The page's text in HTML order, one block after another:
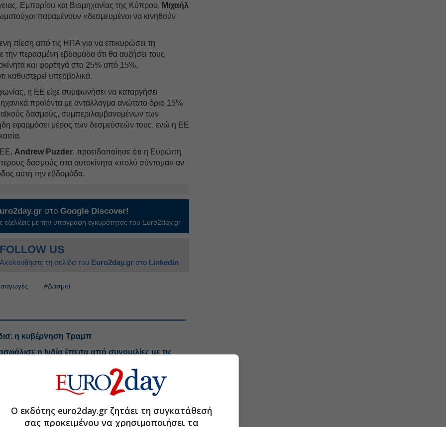
Εμπορίου και Βιομηχανίας της Κύπρου, Μιχαήλ
παραμένουν «δεσμευμένοι να κινηθούν
πίεση από τις ΗΠΑ για να επικυρώσει τη
περασμένη εβδομάδα ότι θα αυξήσει τους
και φορτηγά στο 25% από 15%,
καθυστερεί υπερβολικά.
η ΕΕ είχε συμφωνήσει να καταργήσει
προϊόντα με αντάλλαγμα ανώτατο όριο 15%
δασμούς, συμπεριλαμβανομένων των
εφαρμόσει μέρος των δεσμεύσεών τους, ενώ η ΕΕ
Andrew Puzder, προειδοποίησε ότι η Ευρώπη
δασμούς στα αυτοκίνητα «πολύ σύντομα» αν
αυτή την εβδομάδα.
στοGoogle Discover!
εξελίξεις με την υπογραφη εγκυρότητας του Euro2day.gr
FOLLOW US
Ακολουθήστε τη σελίδα του Euro2day.gr στο Linkedin
#Δασμοί
η κυβέρνηση Τραμπ
η Ινδία έπειτα από συνομιλίες με τις
δρόμος για συμφωνία ελεύθερου εμπορίου
πόλεμο των δασμών;
Ο εκδότης euro2day.gr ζητάει τη συγκατάθεσή
σας προκειμένου να χρησιμοποιήσει τα